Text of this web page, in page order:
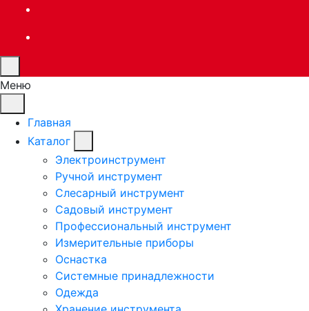
Меню
Главная
Каталог
Электроинструмент
Ручной инструмент
Слесарный инструмент
Садовый инструмент
Профессиональный инструмент
Измерительные приборы
Оснастка
Системные принадлежности
Одежда